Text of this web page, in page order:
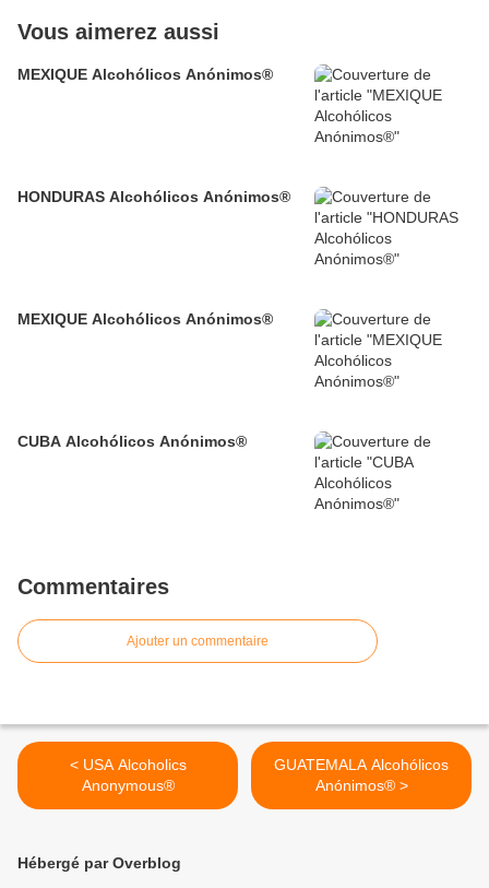
Vous aimerez aussi
MEXIQUE Alcohólicos Anónimos®
HONDURAS Alcohólicos Anónimos®
MEXIQUE Alcohólicos Anónimos®
CUBA Alcohólicos Anónimos®
Commentaires
Ajouter un commentaire
< USA Alcoholics
Anonymous®
GUATEMALA Alcohólicos
Anónimos® >
Hébergé par Overblog